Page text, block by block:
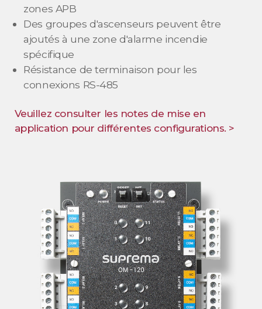
zones APB
Des groupes d'ascenseurs peuvent être
ajoutés à une zone d'alarme incendie
spécifique
Résistance de terminaison pour les
connexions RS-485
Veuillez consulter les notes de mise en
application pour différentes configurations. >